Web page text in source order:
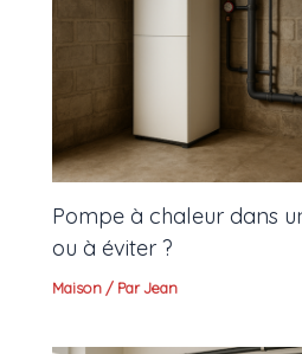
Pompe à chaleur dans
ou à éviter ?
Maison / ParJean